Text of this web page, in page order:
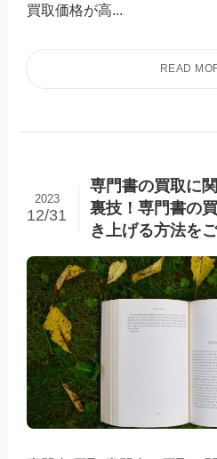
買取価格が高...
専門書の買取に
裏技！専門書の
き上げる方法を
2023
12/31